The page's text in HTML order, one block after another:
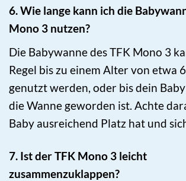
6. Wie lange kann ich die
Mono 3 nutzen?
Die Babywanne des TFK Mono 3
Regel bis zu einem Alter von etwa
genutzt werden, oder bis dein
die Wanne geworden ist. Achte
Baby ausreichend Platz hat und
7. Ist der TFK Mono 3 leicht
zusammenzuklappen?